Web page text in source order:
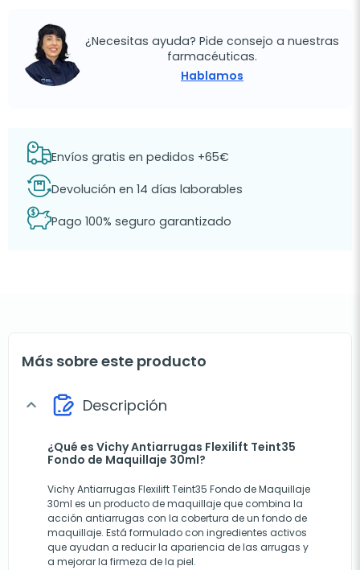
¿Necesitas ayuda? Pide consejo a nuestras
farmacéuticas.
Hablamos
Envíos gratis en pedidos +65€
Devolución en 14 días laborables
Pago 100% seguro garantizado
Más sobre este producto
expand_more Descripción
¿Qué es Vichy Antiarrugas Flexilift Teint35
Fondo de Maquillaje 30ml?
Vichy Antiarrugas Flexilift Teint35 Fondo de Maquillaje
30ml es un producto de maquillaje que combina la
acción antiarrugas con la cobertura de un fondo de
maquillaje. Está formulado con ingredientes activos
que ayudan a reducir la apariencia de las arrugas y
a mejorar la firmeza de la piel.